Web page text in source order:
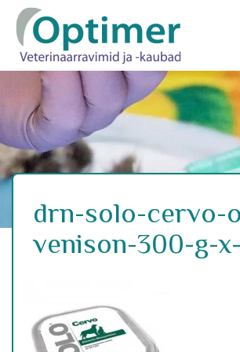
drn-solo-cervo-
venison-300-g-